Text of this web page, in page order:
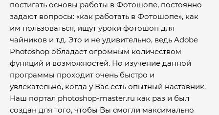
постигать основы работы в Фотошопе, постоянно
задают вопросы: «как работать в Фотошопе», как
им пользоваться, ищут уроки фотошоп для
чайников и т.д. Это и не удивительно, ведь Adobe
Photoshop обладает огромным количеством
функций и возможностей. Но изучение данной
программы проходит очень быстро и
увлекательно, когда у Вас есть опытный наставник.
Наш портал photoshop-master.ru как раз и был
создан для того, чтобы Вы смогли максимально